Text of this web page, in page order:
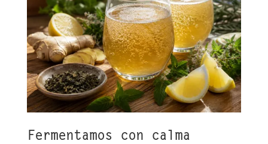
Fermentamos con calma